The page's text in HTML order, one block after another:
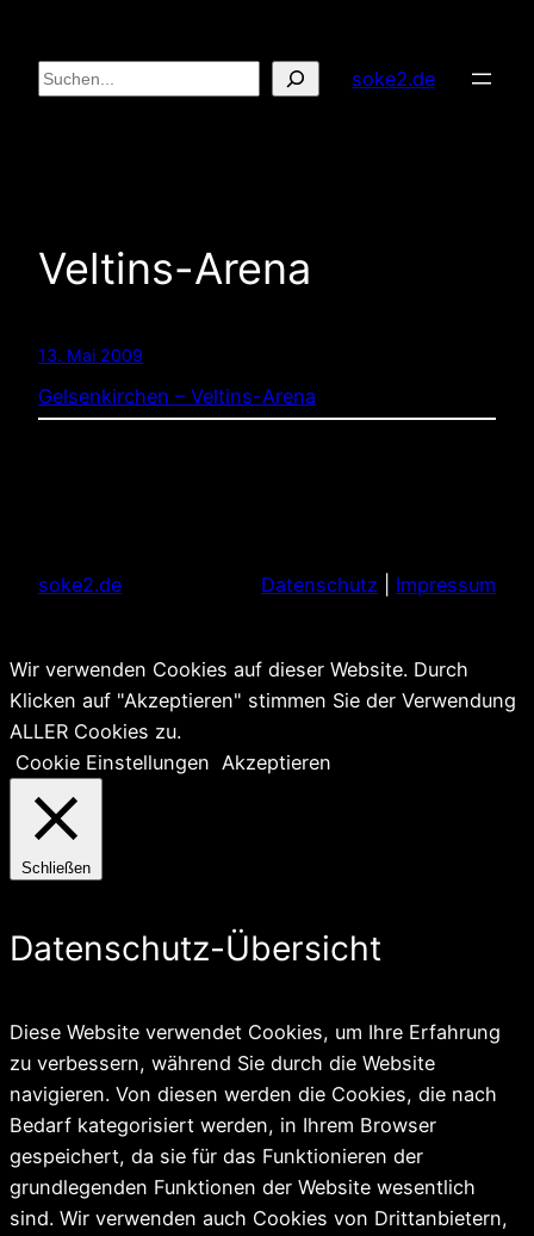
Inhalt
springen
Suchen soke2.de
Veltins-Arena
13. Mai 2009
Gelsenkirchen – Veltins-Arena
soke2.de Datenschutz Impressum
Wir verwenden Cookies auf dieser Website. Durch
Klicken auf "Akzeptieren" stimmen Sie der Verwendung
ALLER Cookies zu.
Cookie Einstellungen Akzeptieren
Schließen
Datenschutz-Übersicht
Diese Website verwendet Cookies, um Ihre Erfahrung
zu verbessern, während Sie durch die Website
navigieren. Von diesen werden die Cookies, die nach
Bedarf kategorisiert werden, in Ihrem Browser
gespeichert, da sie für das Funktionieren der
grundlegenden Funktionen der Website wesentlich
sind. Wir verwenden auch Cookies von Drittanbietern,